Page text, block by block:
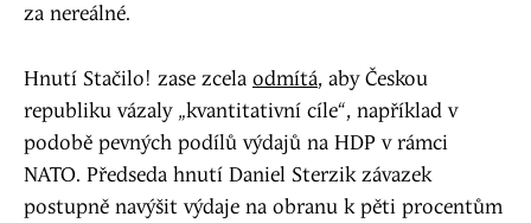
za nereálné.
Hnutí Stačilo! zase zcela odmítá, aby Českou
republiku vázaly „kvantitativní cíle“, například v
podobě pevných podílů výdajů na HDP v rámci
NATO. Předseda hnutí Daniel Sterzik závazek
postupně navýšit výdaje na obranu k pěti procentům